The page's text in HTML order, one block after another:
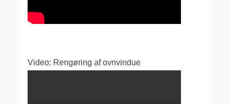
Video: Rengøring af ovnvindue